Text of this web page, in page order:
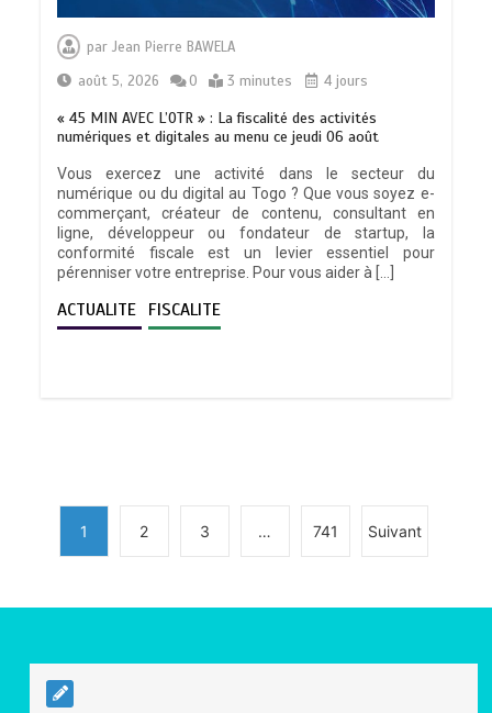
parJean Pierre BAWELA
août 5, 2026
0 3 minutes 4 jours
« 45 MIN AVEC L’OTR » : La fiscalité des activités
numériques et digitales au menu ce jeudi 06 août
Vous exercez une activité dans le secteur du
numérique ou du digital au Togo ? Que vous soyez e-
commerçant, créateur de contenu, consultant en
ligne, développeur ou fondateur de startup, la
conformité fiscale est un levier essentiel pour
pérenniser votre entreprise. Pour vous aider à […]
ACTUALITE FISCALITE
1 2 3 … 741 Suivant
TOGO : Sauver la mère devient un
0
BLITTA / SEMINAIRE NATIONAL DES
GOUVERNEURS ET PREFETS: … Vers
l’optimisation du service public
4 minutes